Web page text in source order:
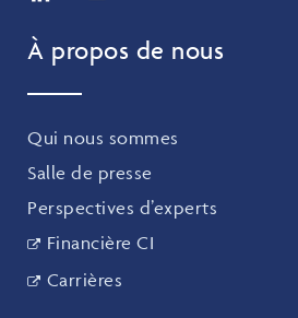
À propos de nous
Qui nous sommes
Salle de presse
Perspectives d’experts
Financière CI
Carrières